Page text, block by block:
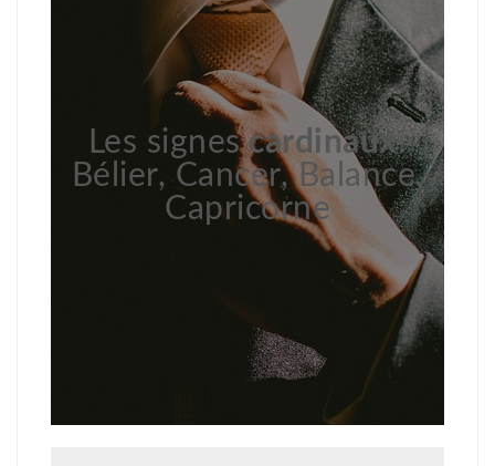
Les signescardinaux:
Bélier, Cancer, Balance,
Capricorne